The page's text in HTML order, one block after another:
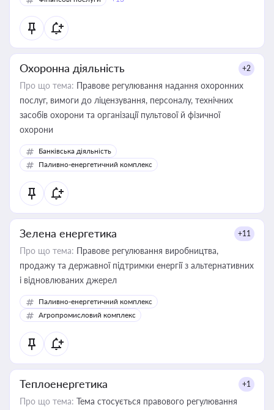
Охоронна діяльність +2
Про що тема: Правове регулювання надання охоронних
послуг, вимоги до ліцензування, персоналу, технічних
засобів охорони та організації пультової й фізичної
охорони
Банківська діяльність
Паливно-енергетичний комплекс
Зелена енергетика +11
Про що тема: Правове регулювання виробництва,
продажу та державної підтримки енергії з альтернативних
і відновлюваних джерел
Паливно-енергетичний комплекс
Агропромисловий комплекс
Теплоенергетика +1
Про що тема: Тема стосується правового регулювання